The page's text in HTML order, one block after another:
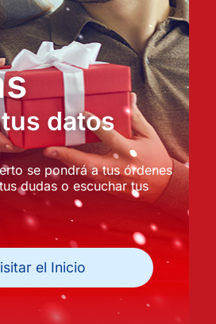
datos
se pondrá a tus órdenes
dudas o escuchar tus
el Inicio